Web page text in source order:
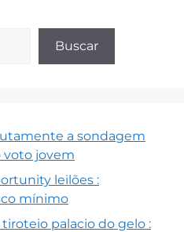
Buscar
a sondagem
voto jovem
leilões :
mínimo
palacio do gelo :